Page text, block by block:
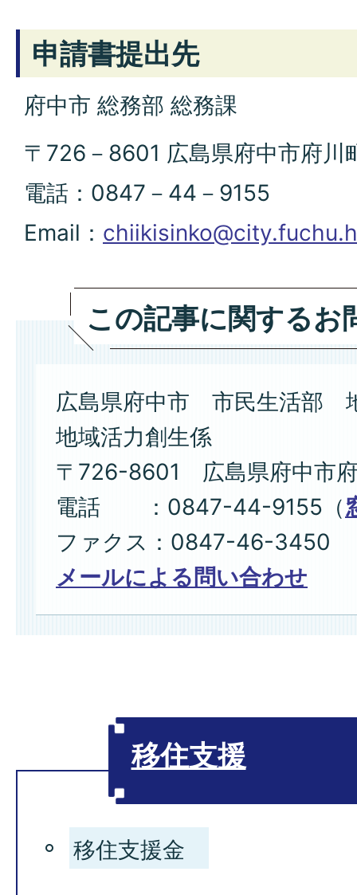
申請書提出先
府中市 総務部 総務課
〒726－8601 広島県府中市府川
電話：0847－44－9155
Email：
この記事に関するお
広島県府中市 市民生活部
地域活力創生係
〒726-8601 広島県府中市
電話 ：0847-44-9155（
ファクス：0847-46-3450
メールによる問い合わせ
移住支援
移住支援金